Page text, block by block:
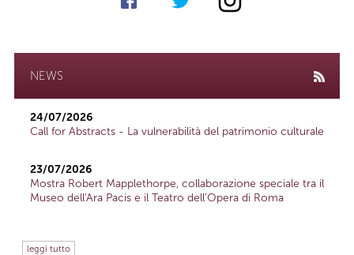
NEWS
24/07/2026
Call for Abstracts - La vulnerabilità del patrimonio culturale
23/07/2026
Mostra Robert Mapplethorpe, collaborazione speciale tra il
Museo dell'Ara Pacis e il Teatro dell'Opera di Roma
leggi tutto